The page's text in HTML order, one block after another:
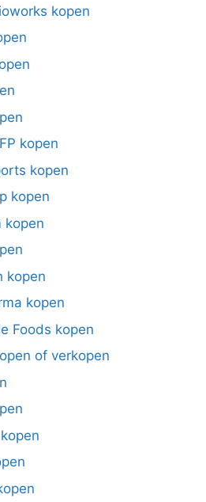
kopen
kopen
kopen
kopen
kopen
kopen
kopen
Foods kopen
of verkopen